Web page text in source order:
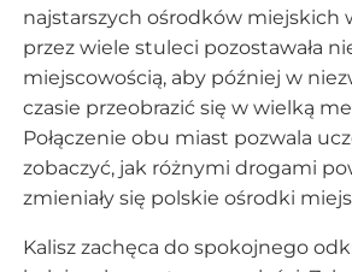
najstarszych ośrodków miejskich
przez wiele stuleci pozostawała
miejscowością, aby później w
czasie przeobrazić się w wielką
Połączenie obu miast pozwala
zobaczyć, jak różnymi drogami
zmieniały się polskie ośrodki
Kalisz zachęca do spokojnego